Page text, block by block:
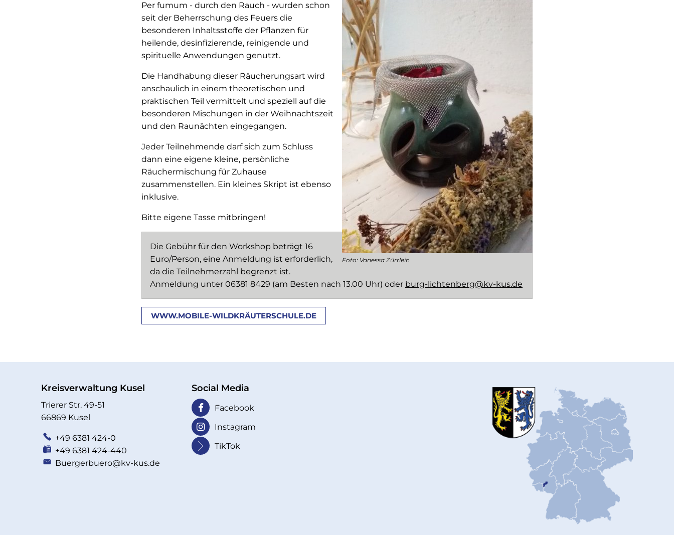
Foto: Vanessa Zürrlein
Per fumum - durch den Rauch - wurden schon
seit der Beherrschung des Feuers die
besonderen Inhaltsstoffe der Pflanzen für
heilende, desinfizierende, reinigende und
spirituelle Anwendungen genutzt.
Die Handhabung dieser Räucherungsart wird
anschaulich in einem theoretischen und
praktischen Teil vermittelt und speziell auf die
besonderen Mischungen in der Weihnachtszeit
und den Raunächten eingegangen.
Jeder Teilnehmende darf sich zum Schluss
dann eine eigene kleine, persönliche
Räuchermischung für Zuhause
zusammenstellen. Ein kleines Skript ist ebenso
inklusive.
Bitte eigene Tasse mitbringen!
Die Gebühr für den Workshop beträgt 16
Euro/Person, eine Anmeldung ist erforderlich,
da die Teilnehmerzahl begrenzt ist.
Anmeldung unter 06381 8429 (am Besten nach 13.00 Uhr) oder burg-lichtenberg@kv-kus.de
WWW.MOBILE-WILDKRÄUTERSCHULE.DE
Kreisverwaltung Kusel
Trierer Str. 49-51
66869 Kusel
+49 6381 424-0
+49 6381 424-440
Buergerbuero@kv-kus.de
Social Media
Facebook
Instagram
TikTok